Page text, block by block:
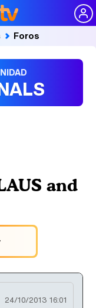
Foros
and
24/10/2013 16:01